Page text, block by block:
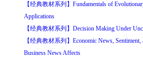
【经典教材系列】Fundamentals of
Applications
【经典教材系列】Decision Making Under
【经典教材系列】Economic News,
Business News Affects